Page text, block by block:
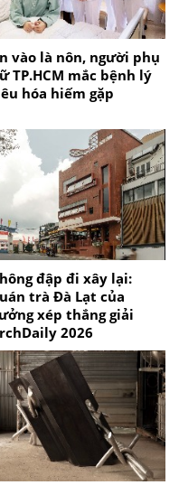
vào là nôn, người phụ
TP.HCM mắc bệnh lý
hóa hiếm gặp
đập đi xây lại:
trà Đà Lạt của
xép thắng giải
2026